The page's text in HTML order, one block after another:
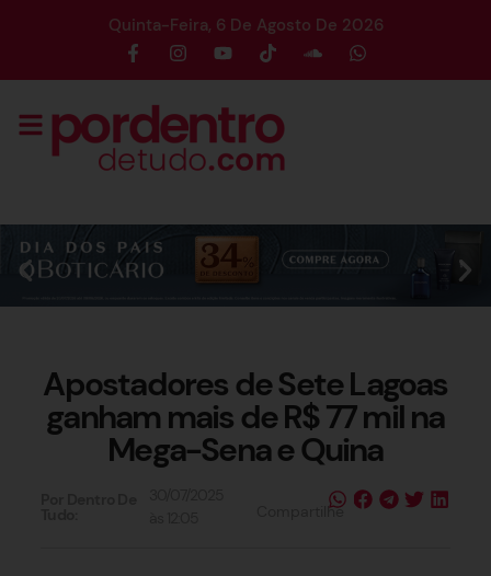
Quinta-Feira, 6 De Agosto De 2026
Apostadores de Sete Lagoas
ganham mais de R$ 77 mil na
Mega-Sena e Quina
Compartilhe